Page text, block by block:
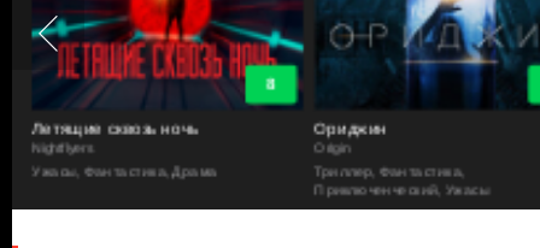
8
Летящие сквозь ночь
Nightflyers
Ужасы, Фантастика, Драма
Ориджин
Origin
Триллер, Фантастика,
Приключенческий, Ужасы